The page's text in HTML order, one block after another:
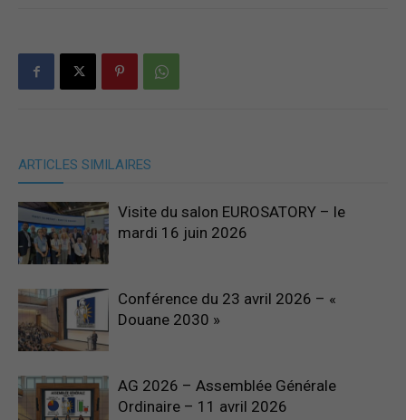
ARTICLES SIMILAIRES
Visite du salon EUROSATORY – le
mardi 16 juin 2026
Conférence du 23 avril 2026 – «
Douane 2030 »
AG 2026 – Assemblée Générale
Ordinaire – 11 avril 2026